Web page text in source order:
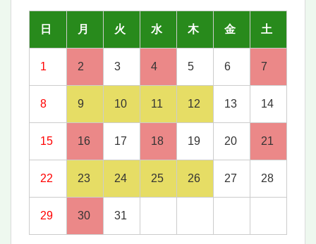
日 月 火 水 木 金 土
1 2 3 4 5 6 7
8 9 10 11 12 13 14
15 16 17 18 19 20 21
22 23 24 25 26 27 28
29 30 31